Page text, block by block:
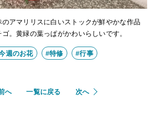
アマリリスに白いストックが鮮やかな作品
。黄緑の葉っぱがかわいらしいです。
週のお花 #特修 #行事
へ 一覧に戻る 次へ